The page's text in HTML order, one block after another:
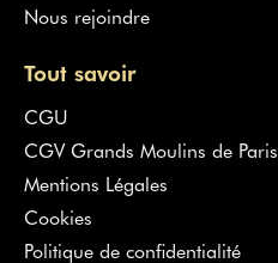
Nous rejoindre
Tout savoir
CGU
CGV Grands Moulins de Paris
Mentions Légales
Cookies
Politique de confidentialité